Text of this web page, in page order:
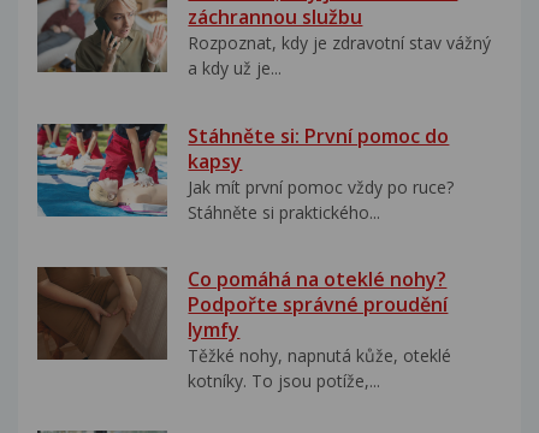
záchrannou službu
Rozpoznat, kdy je zdravotní stav vážný
a kdy už je...
Stáhněte si: První pomoc do
kapsy
Jak mít první pomoc vždy po ruce?
Stáhněte si praktického...
Co pomáhá na oteklé nohy?
Podpořte správné proudění
lymfy
Těžké nohy, napnutá kůže, oteklé
kotníky. To jsou potíže,...